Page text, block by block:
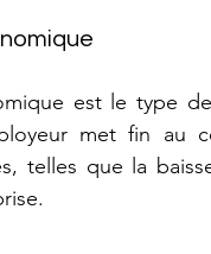
est le type
met fin au
telles que la